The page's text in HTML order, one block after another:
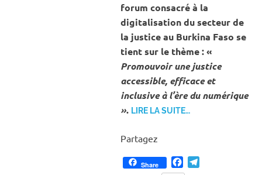
forum consacré à la
digitalisation du secteur de
la justice au Burkina Faso se
tient sur le thème : «
Promouvoir une justice
accessible, efficace et
inclusive à l’ère du numérique
». LIRE LA SUITE…
Partagez
Share Facebook